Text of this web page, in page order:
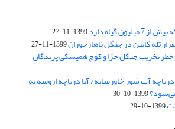
گیاه دارد 1399-11-27
تله کابین در جنگل ناهارخوران1399-11-27
خطر تخریب جنگل‌ حرّا و کوچ همیشگی پرندگان
آب شور ‌خاور‌میانه/‌ آیا دریاچه ارومیه به
1399-10-30
1399-10-29